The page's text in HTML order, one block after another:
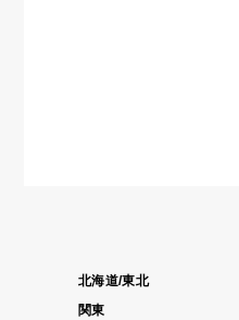
北海道/東北
関東